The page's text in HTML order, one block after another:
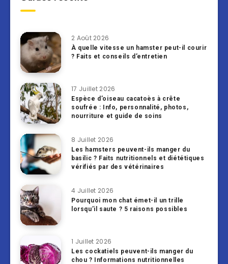
2 Août 2026
À quelle vitesse un hamster peut-il courir
? Faits et conseils d’entretien
17 Juillet 2026
Espèce d’oiseau cacatoès à crête
soufrée : Info, personnalité, photos,
nourriture et guide de soins
8 Juillet 2026
Les hamsters peuvent-ils manger du
basilic ? Faits nutritionnels et diététiques
vérifiés par des vétérinaires
4 Juillet 2026
Pourquoi mon chat émet-il un trille
lorsqu’il saute ? 5 raisons possibles
1 Juillet 2026
Les cockatiels peuvent-ils manger du
chou ? Informations nutritionnelles